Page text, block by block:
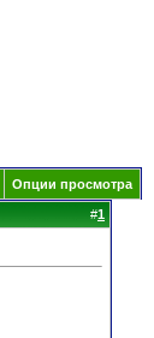
Опции просмотра
#1